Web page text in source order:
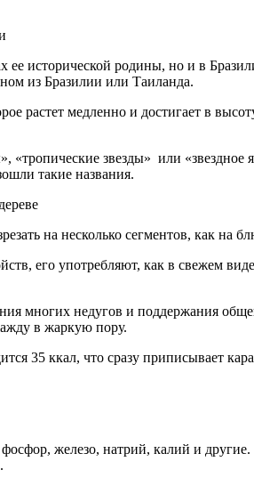
исторической родины, но и в
из Бразилии или Таиланда.
растет медленно и достигает в
«тропические звезды» или
такие названия.
на несколько сегментов, как на
его употребляют, как в свежем
многих недугов и поддержания
в жаркую пору.
35 ккал, что сразу приписывает
железо, натрий, калий и